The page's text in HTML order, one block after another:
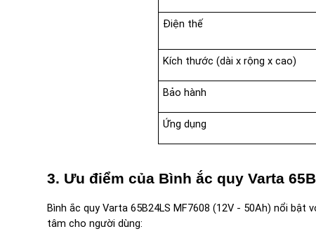
Điện thế
Kích thước (dài x rộng x cao)
Bảo hành
Ứng dụng
3. Ưu điểm của Bình ắc quy Varta
Bình ắc quy Varta 65B24LS MF7608 (12V - 50Ah) nổi
tâm cho người dùng: